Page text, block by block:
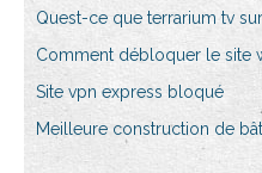
Quest-ce que terrarium tv
Comment débloquer le site
Site vpn express bloqué
Meilleure construction de